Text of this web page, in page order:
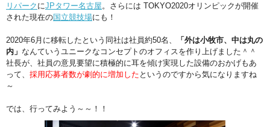
リパーク にJPタワー名古屋。さらには TOKYO2020オリンピックが開催
された現在の国立競技場にも！
2020年6月に移転したという同社は社員約50名、
「外は小牧市、中は丸の
内」 なんていうユニークなコンセプトのオフィスを作り上げました＾＾
社長が、社員の意見要望に積極的に耳を傾け実現した設備のおかげもあ
って、 採用応募者数が劇的に増加した というのですから気になりますね
～
では、行ってみよう～～！！